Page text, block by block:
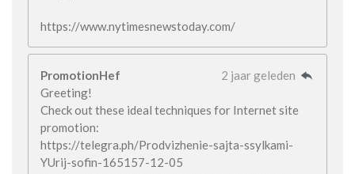
https://www.nytimesnewstoday.com/
PromotionHef
2 jaar geleden
Greeting!
Check out these ideal techniques for Internet site
promotion:
https://telegra.ph/Prodvizhenie-sajta-ssylkami-
YUrij-sofin-165157-12-05